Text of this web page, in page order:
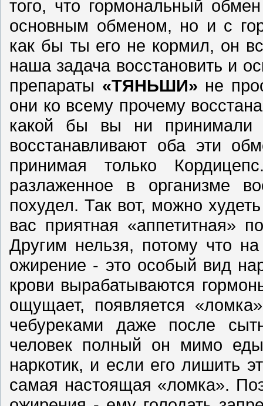
того, что гормональный
основным обменом, но и с
как бы ты его не кормил, он
наша задача восстановить и
препараты «ТЯНЬШИ» не
они ко всему прочему
какой бы вы ни принимали
восстанавливают оба эти
принимая только
разлаженное в организме
похудел. Так вот, можно
вас приятная «аппетитная»
Другим нельзя, потому что
ожирение - это особый вид
крови вырабатываются
ощущает, появляется
чебуреками даже после
человек полный он мимо
наркотик, и если его лишить
самая настоящая «ломка».